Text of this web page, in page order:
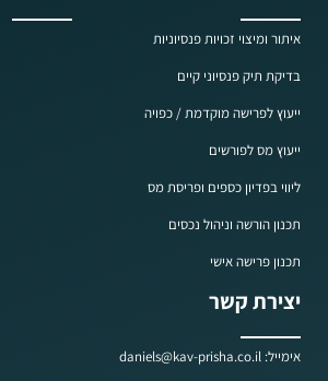
איתור ומיצוי זכויות פנסיוניות
בדיקת תיק פנסיוני קיים
ייעוץ לפרישה מוקדמת / כפויה
ייעוץ מס לפורשים
ליווי בפדיון כספים ופריסת מס
תכנון הורשה וניהול נכסים
תכנון פרישה אישי
יצירת קשר
אימייל: daniels@kav-prisha.co.il